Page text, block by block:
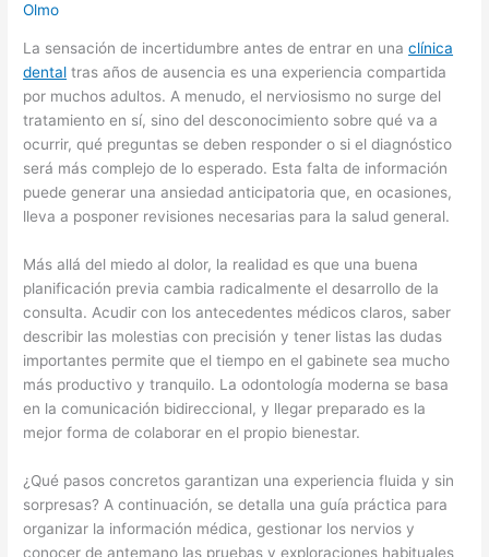
Olmo
La sensación de incertidumbre antes de entrar en unaclínica
dental tras años de ausencia es una experiencia compartida
por muchos adultos. A menudo, el nerviosismo no surge del
tratamiento en sí, sino del desconocimiento sobre qué va a
ocurrir, qué preguntas se deben responder o si el diagnóstico
será más complejo de lo esperado. Esta falta de información
puede generar una ansiedad anticipatoria que, en ocasiones,
lleva a posponer revisiones necesarias para la salud general.
Más allá del miedo al dolor, la realidad es que una buena
planificación previa cambia radicalmente el desarrollo de la
consulta. Acudir con los antecedentes médicos claros, saber
describir las molestias con precisión y tener listas las dudas
importantes permite que el tiempo en el gabinete sea mucho
más productivo y tranquilo. La odontología moderna se basa
en la comunicación bidireccional, y llegar preparado es la
mejor forma de colaborar en el propio bienestar.
¿Qué pasos concretos garantizan una experiencia fluida y sin
sorpresas? A continuación, se detalla una guía práctica para
organizar la información médica, gestionar los nervios y
conocer de antemano las pruebas y exploraciones habituales